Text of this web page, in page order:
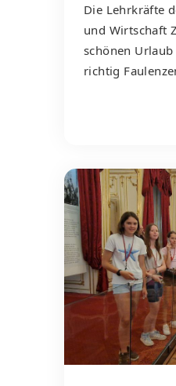
Die Lehrkräfte
und Wirtschaft
schönen
richtig